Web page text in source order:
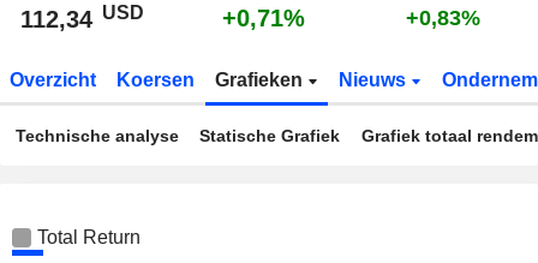
112,34 USD +0,71% +0,83%
Overzicht Koersen Grafieken Nieuws
Technische analyse Statische Grafiek Grafiek totaal
Total Return